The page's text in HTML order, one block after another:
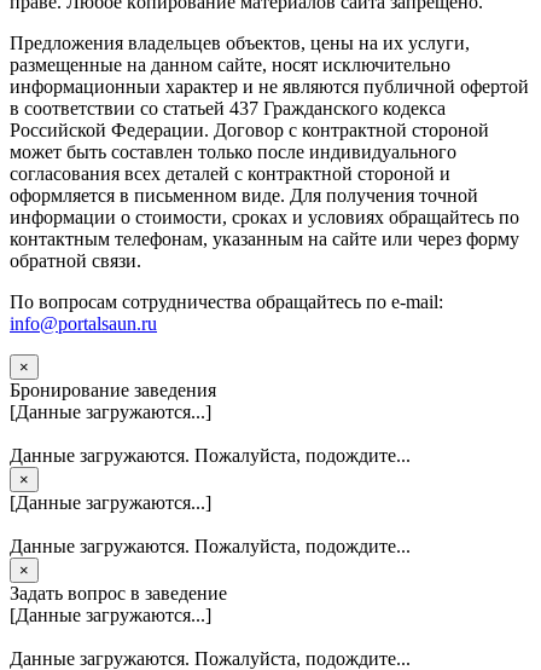
Предложения владельцев объектов, цены на их услуги,
размещенные на данном сайте, носят исключительно
информационныи характер и не являются публичной офертой
в соответствии со статьей 437 Гражданского кодекса
Российской Федерации. Договор с контрактной стороной
может быть составлен только после индивидуального
согласования всех деталей с контрактной стороной и
оформляется в письменном виде. Для получения точной
информации о стоимости, сроках и условиях обращайтесь по
контактным телефонам, указанным на сайте или через форму
обратной связи.
По вопросам сотрудничества обращайтесь по e-mail:
info@portalsaun.ru
×
Бронирование заведения
[Данные загружаются...]
Данные загружаются. Пожалуйста, подождите...
×
[Данные загружаются...]
Данные загружаются. Пожалуйста, подождите...
×
Задать вопрос в заведение
[Данные загружаются...]
Данные загружаются. Пожалуйста, подождите...